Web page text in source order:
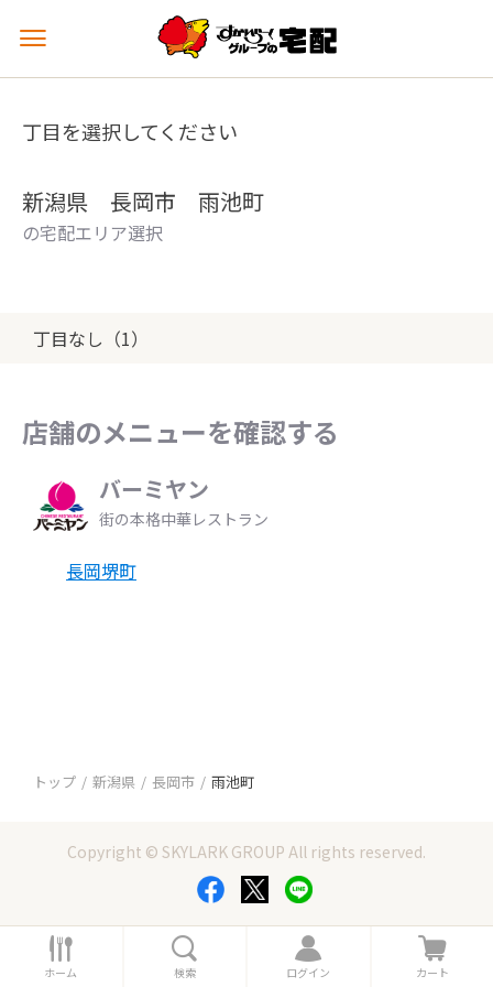
メ
ュ
を
丁目を選択してください
新潟県 長岡市 雨池町
の宅配エリア選択
丁目なし（1）
店舗のメニューを確認する
バーミヤン
街の本格中華レストラン
長岡堺町
トップ 新潟県 長岡市 雨池町
Copyright © SKYLARK GROUP All rights reserved.
ホ
ー
ホーム 索
検索
ロ
グ
ログイン
カ
ー
カート